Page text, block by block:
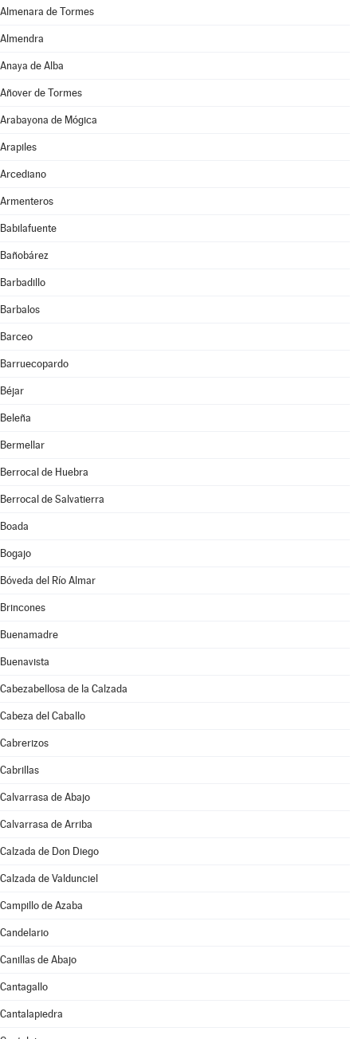
Almenara de Tormes
Almendra
Anaya de Alba
Añover de Tormes
Arabayona de Mógica
Arapiles
Arcediano
Armenteros
Babilafuente
Bañobárez
Barbadillo
Barbalos
Barceo
Barruecopardo
Béjar
Beleña
Bermellar
Berrocal de Huebra
Berrocal de Salvatierra
Boada
Bogajo
Bóveda del Río Almar
Brincones
Buenamadre
Buenavista
Cabezabellosa de la Calzada
Cabeza del Caballo
Cabrerizos
Cabrillas
Calvarrasa de Abajo
Calvarrasa de Arriba
Calzada de Don Diego
Calzada de Valdunciel
Campillo de Azaba
Candelario
Canillas de Abajo
Cantagallo
Cantalapiedra